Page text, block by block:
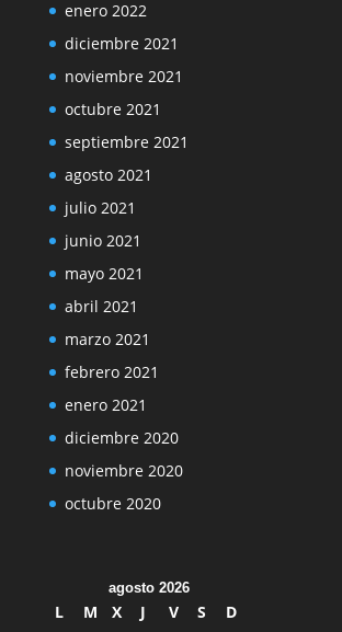
enero 2022
diciembre 2021
noviembre 2021
octubre 2021
septiembre 2021
agosto 2021
julio 2021
junio 2021
mayo 2021
abril 2021
marzo 2021
febrero 2021
enero 2021
diciembre 2020
noviembre 2020
octubre 2020
agosto 2026
L M X J V S
D